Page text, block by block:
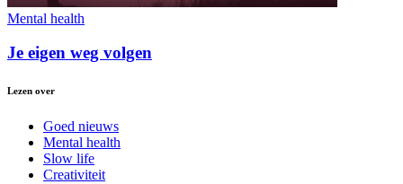
Mental health
Je eigen weg volgen
Lezen over
Goed nieuws
Mental health
Slow life
Creativiteit